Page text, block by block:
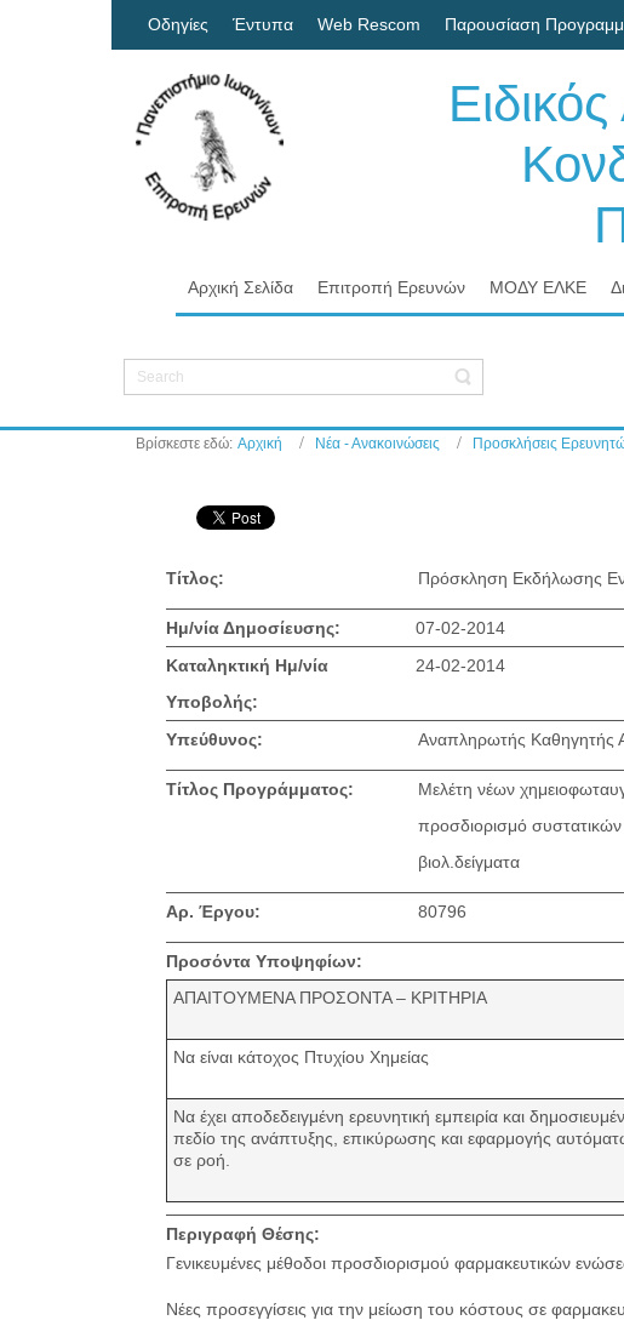
Οδηγίες Έντυπα Web Rescom Παρουσίαση
Αρχική Σελίδα Επιτροπή Ερευνών ΜΟΔΥ ΕΛΚΕ
Βρίσκεστε εδώ: Αρχική Νέα - Ανακοινώσεις Προσκλήσεις
Τίτλος: Πρόσκληση Εκδήλωσης
Ημ/νία Δημοσίευσης:
07-02-2014
Καταληκτική Ημ/νία
Υποβολής:
24-02-2014
Υπεύθυνος: Αναπληρωτής Καθηγητής
Τίτλος Προγράμματος:
Μελέτη νέων
προσδιορισμό
βιολ.δείγματα
Αρ. Έργου: 80796
Προσόντα Υποψηφίων:
ΑΠΑΙΤΟΥΜΕΝΑ ΠΡΟΣΟΝΤΑ – ΚΡΙΤΗΡΙΑ
Να είναι κάτοχος Πτυχίου Χημείας
Να έχει αποδεδειγμένη ερευνητική εμπειρία και
πεδίο της ανάπτυξης, επικύρωσης και εφαρμογής
σε ροή.
Περιγραφή Θέσης:
Γενικευμένες μέθοδοι προσδιορισμού φαρμακευτικών
Νέες προσεγγίσεις για την μείωση του κόστους σε